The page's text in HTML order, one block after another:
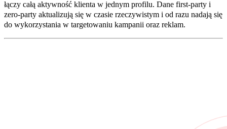
łączy całą aktywność klienta w jednym profilu. Dane first-party i
zero-party aktualizują się w czasie rzeczywistym i od razu nadają się
do wykorzystania w targetowaniu kampanii oraz reklam.